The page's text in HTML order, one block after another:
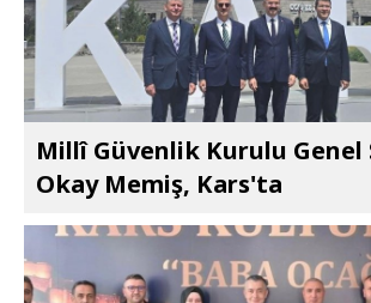
Millî Güvenlik Kurulu
Okay Memiş, Kars'ta